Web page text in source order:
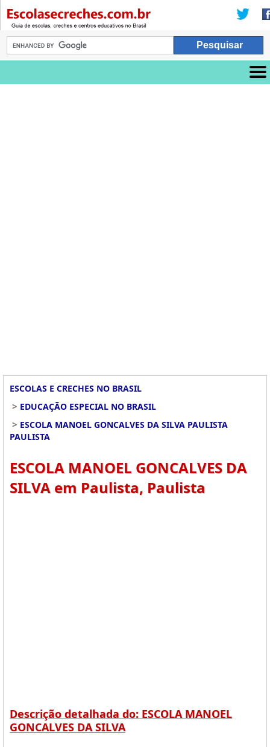
ESCOLAS E CRECHES NO BRASIL
> EDUCAÇÃO ESPECIAL NO BRASIL
> ESCOLA MANOEL GONCALVES DA SILVA PAULISTA
PAULISTA
ESCOLA MANOEL GONCALVES DA
SILVA em Paulista, Paulista
Descrição detalhada do: ESCOLA MANOEL
GONCALVES DA SILVA